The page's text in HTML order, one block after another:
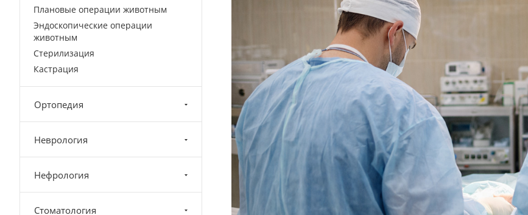
Плановые операции животным
Эндоскопические операции
животным
Стерилизация
Кастрация
Ортопедия
Неврология
Нефрология
Стоматология